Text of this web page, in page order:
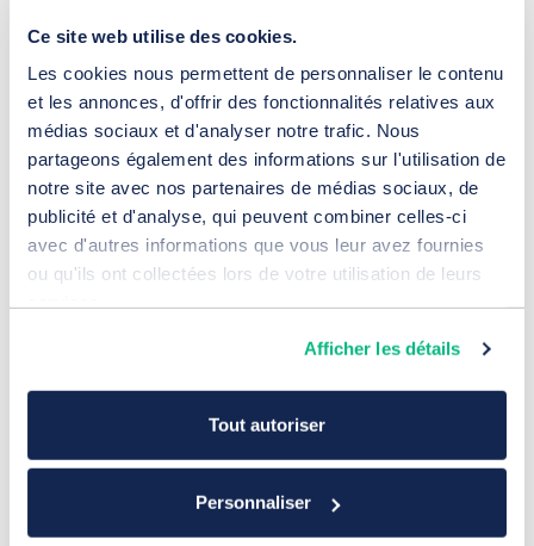
Ce site web utilise des cookies.
Les cookies nous permettent de personnaliser le contenu
et les annonces, d'offrir des fonctionnalités relatives aux
médias sociaux et d'analyser notre trafic. Nous
partageons également des informations sur l'utilisation de
notre site avec nos partenaires de médias sociaux, de
publicité et d'analyse, qui peuvent combiner celles-ci
avec d'autres informations que vous leur avez fournies
ou qu'ils ont collectées lors de votre utilisation de leurs
Afficher les détails
Tout autoriser
Personnaliser
Design et création